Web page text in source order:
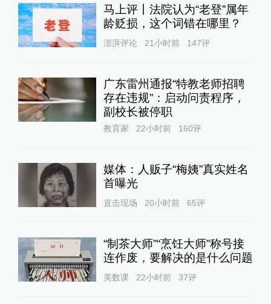
马上评丨法院认为“老登”属年
龄贬损，这个词错在哪里？
澎湃评论 21小时前 147评
广东雷州通报“特教老师招聘
存在违规”：启动问责程序，
副校长被停职
教育家 22小时前 160评
媒体：人贩子“梅姨”真实姓名
首曝光
直击现场 20小时前 65评
“制茶大师”“烹饪大师”称号接
连作废，要解决的是什么问题
美数课 22小时前 37评